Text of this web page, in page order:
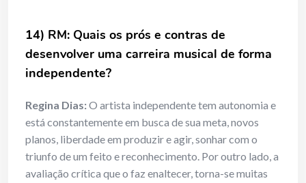
14) RM: Quais os prós e contras de
desenvolver uma carreira musical de forma
independente?
Regina Dias:O artista independente tem autonomia e
está constantemente em busca de sua meta, novos
planos, liberdade em produzir e agir, sonhar com o
triunfo de um feito e reconhecimento. Por outro lado, a
avaliação crítica que o faz enaltecer, torna-se muitas